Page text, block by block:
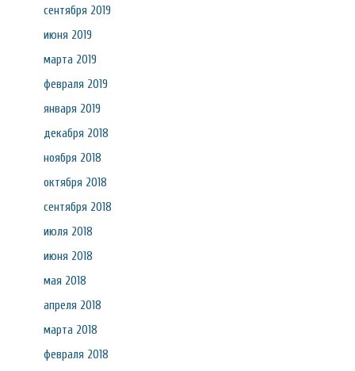
сентября 2019
июня 2019
марта 2019
февраля 2019
января 2019
декабря 2018
ноября 2018
октября 2018
сентября 2018
июля 2018
июня 2018
мая 2018
апреля 2018
марта 2018
февраля 2018